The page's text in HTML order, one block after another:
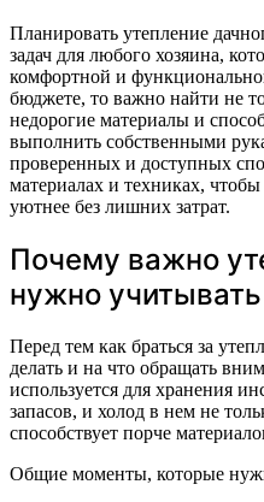
Планировать утепление
задач для любого хозяина,
комфортной и
бюджете, то важно найти не
недорогие материалы и
выполнить собственными
проверенных и доступных
материалах и техниках, чтобы
уютнее без лишних затрат.
Почему важно
нужно учитывать
Перед тем как браться за
делать и на что обращать
используется для хранения
запасов, и холод в нем не
способствует порче
Общие моменты, которые